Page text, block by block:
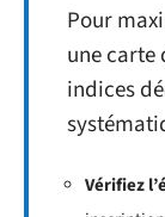
Pour
une carte
indices
Vérifiez